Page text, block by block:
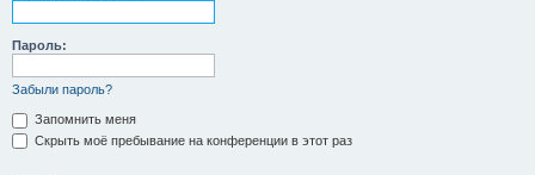
Пароль:
Забыли пароль?
Запомнить меня
Скрыть моё пребывание на конференции в этот раз